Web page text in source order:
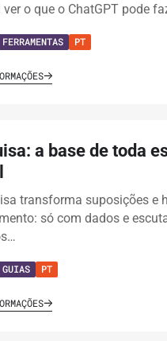
ver o que o ChatGPT pode
FERRAMENTAS PT
a base de toda
transforma suposições e
só com dados e
GUIAS PT